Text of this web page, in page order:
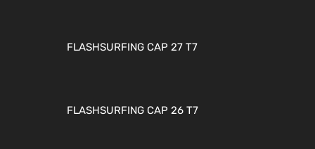
FLASHSURFING CAP 27 T7
FLASHSURFING CAP 26 T7